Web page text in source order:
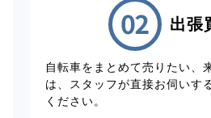
出張
自転車をまとめて売りたい、
は、スタッフが直接お伺いす
ください。